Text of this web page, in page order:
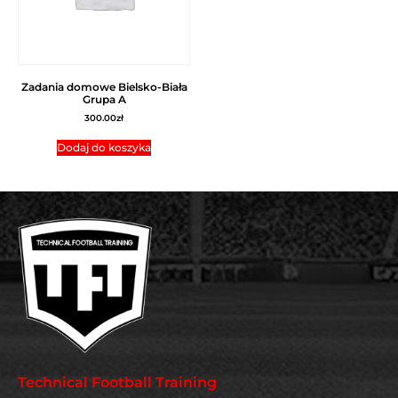
Zadania domowe Bielsko-Biała
Grupa A
300.00zł
Dodaj do koszyka
Technical Football Training